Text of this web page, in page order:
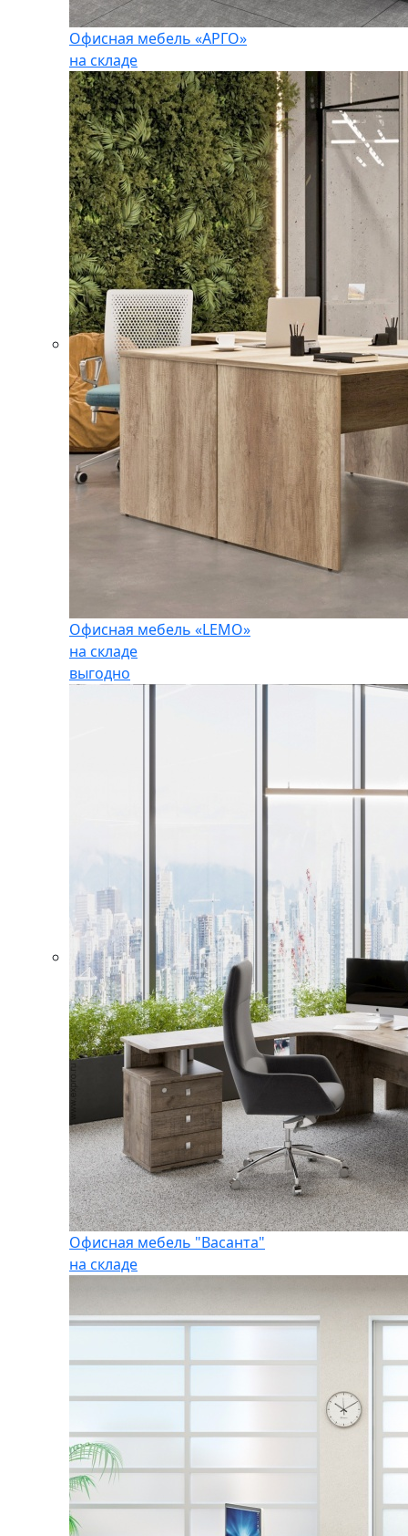
Офисная мебель «АРГО»
на складе
Офисная мебель «LEMO»
на складе
выгодно
Офисная мебель "Васанта"
на складе